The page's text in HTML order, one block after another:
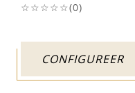
☆☆☆☆☆(0)
CONFIGUREER